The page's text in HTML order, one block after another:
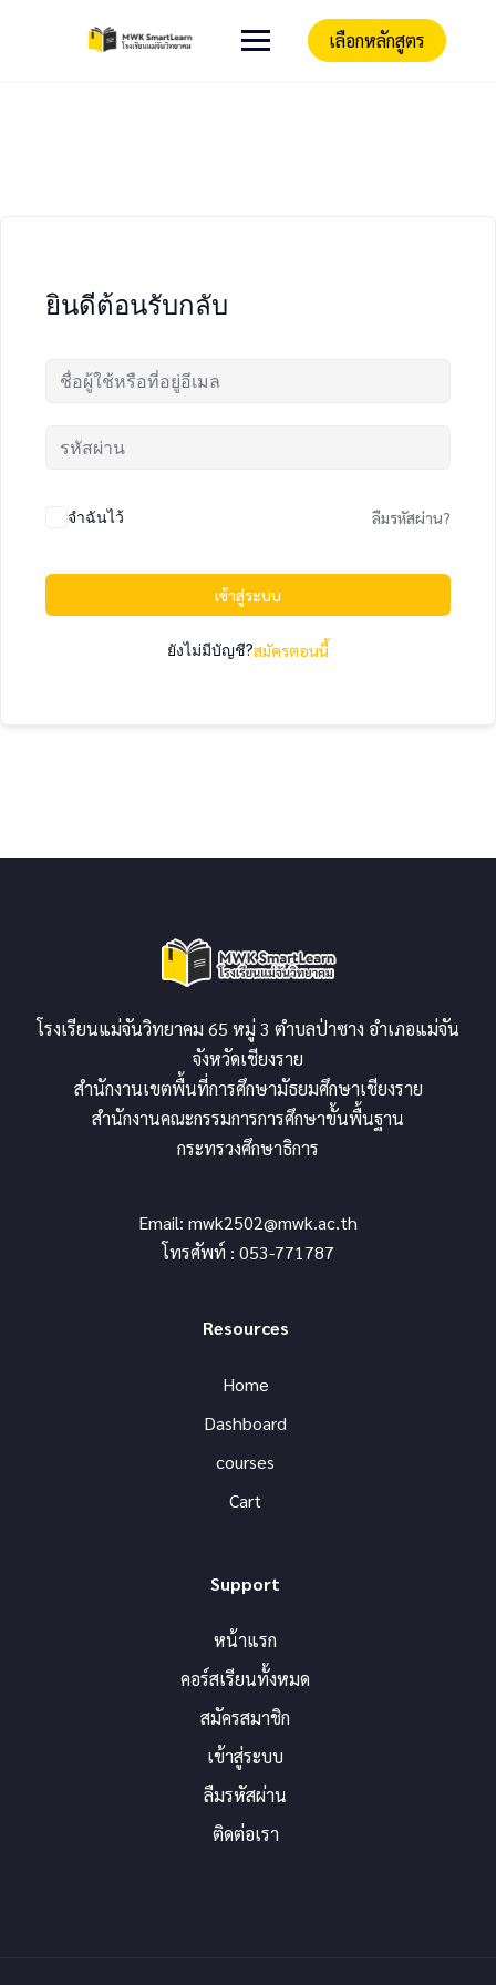
เลือกหลักสูตร
ยินดีต้อนรับกลับ
จำฉันไว้ ลืมรหัสผ่าน?
เข้าสู่ระบบ
ยังไม่มีบัญชี?สมัครตอนนี้
โรงเรียนแม่จันวิทยาคม 65 หมู่ 3 ตำบลป่าซาง อำเภอแม่จัน
จังหวัดเชียงราย
สำนักงานเขตพื้นที่การศึกษามัธยมศึกษาเชียงราย
สำนักงานคณะกรรมการการศึกษาขั้นพื้นฐาน
กระทรวงศึกษาธิการ
Email: mwk2502@mwk.ac.th
โทรศัพท์ : 053-771787
Resources
Home
Dashboard
courses
Cart
Support
หน้าแรก
คอร์สเรียนทั้งหมด
สมัครสมาชิก
เข้าสู่ระบบ
ลืมรหัสผ่าน
ติดต่อเรา